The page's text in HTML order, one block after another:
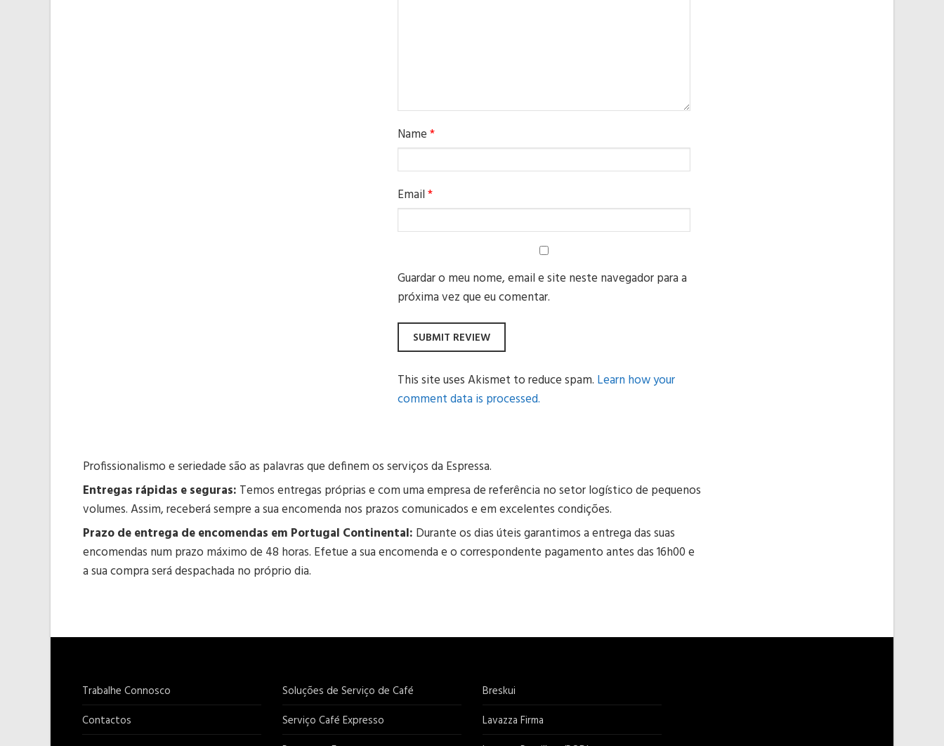
Name*
Email*
Guardar o meu nome, email e site neste navegador para a
próxima vez que eu comentar.
This site uses Akismet to reduce spam. Learn how your
comment data is processed.
Profissionalismo e seriedade são as palavras que definem os serviços da Espressa.
Entregas rápidas e seguras: Temos entregas próprias e com uma empresa de referência no setor logístico de pequenos
volumes. Assim, receberá sempre a sua encomenda nos prazos comunicados e em excelentes condições.
Prazo de entrega de encomendas em Portugal Continental: Durante os dias úteis garantimos a entrega das suas
encomendas num prazo máximo de 48 horas. Efetue a sua encomenda e o correspondente pagamento antes das 16h00 e
a sua compra será despachada no próprio dia.
Trabalhe Connosco
Contactos
Soluções de Serviço de Café
Serviço Café Expresso
Breskui
Lavazza Firma